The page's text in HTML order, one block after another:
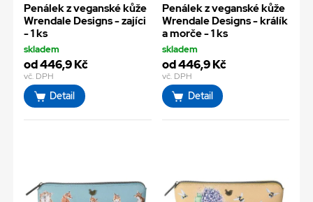
Penálek z veganské kůže
Wrendale Designs - zajíci
- 1 ks
skladem
od 446,9 Kč
vč. DPH
Detail
Penálek z veganské kůže
Wrendale Designs - králík
a morče - 1 ks
skladem
od 446,9 Kč
vč. DPH
Detail